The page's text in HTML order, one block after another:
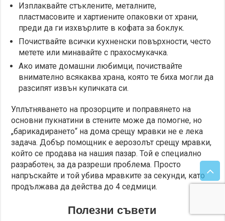
Изплаквайте стъклените, металните,
пластмасовите и хартиените опаковки от храни,
преди да ги изхвърлите в кофата за боклук.
Почиствайте всички кухненски повърхности, често
метете или минавайте с прахосмукачка.
Ако имате домашни любимци, почиствайте
внимателно всякаква храна, която те биха могли да
разсипят извън купичката си.
Уплътняването на прозорците и поправянето на
основни пукнатини в стените може да помогне, но
„барикадирането“ на дома срещу мравки не е лека
задача. Добър помощник е аерозолът срещу мравки,
който се продава на нашия пазар. Той е специално
разработен, за да разреши проблема. Просто
напръскайте и той убива мравките за секунди, като
продължава да действа до 4 седмици.
Полезни съвети